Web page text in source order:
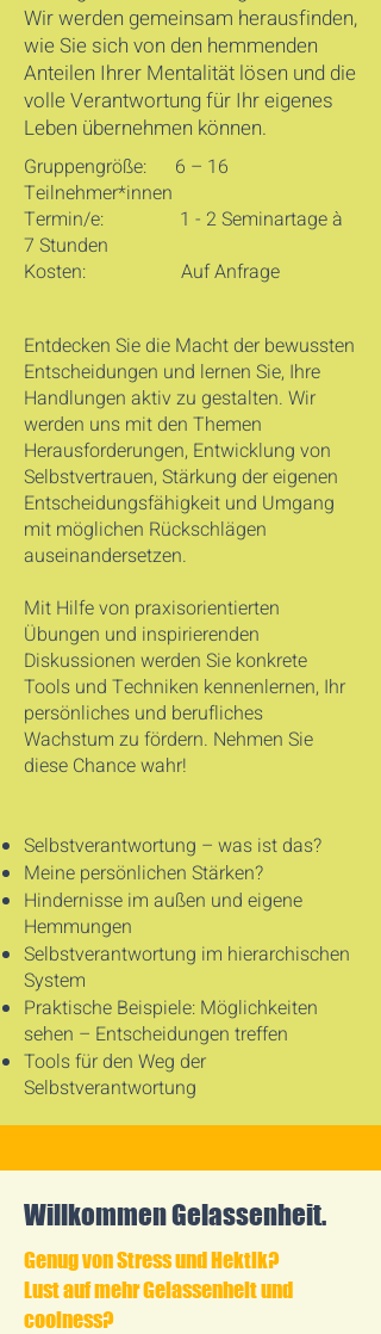
Wir werden gemeinsam herausfinden,
wie Sie sich von den hemmenden
Anteilen Ihrer Mentalität lösen und die
volle Verantwortung für Ihr eigenes
Leben übernehmen können.
Gruppengröße: 6 – 16
Teilnehmer*innen
Termin/e: 1 - 2 Seminartage à
7 Stunden
Kosten: Auf Anfrage
Entdecken Sie die Macht der bewussten
Entscheidungen und lernen Sie, Ihre
Handlungen aktiv zu gestalten. Wir
werden uns mit den Themen
Herausforderungen, Entwicklung von
Selbstvertrauen, Stärkung der eigenen
Entscheidungsfähigkeit und Umgang
mit möglichen Rückschlägen
auseinandersetzen.
Mit Hilfe von praxisorientierten
Übungen und inspirierenden
Diskussionen werden Sie konkrete
Tools und Techniken kennenlernen, Ihr
persönliches und berufliches
Wachstum zu fördern. Nehmen Sie
diese Chance wahr!
Selbstverantwortung – was ist das?
Meine persönlichen Stärken?
Hindernisse im außen und eigene
Hemmungen
Selbstverantwortung im hierarchischen
System
Praktische Beispiele: Möglichkeiten
sehen – Entscheidungen treffen
Tools für den Weg der
Selbstverantwortung
Willkommen Gelassenheit.
Genug von Stress und Hektik?
Lust auf mehr Gelassenheit und
coolness?